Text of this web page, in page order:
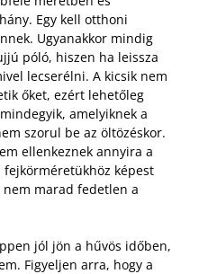
Egy kell otthoni
Ugyanakkor mindig
póló, hiszen ha leissza
lecserélni. A kicsik nem
őket, ezért lehetőleg
amelyiknek a
szorul be az öltözéskor.
ellenkeznek annyira a
fejkörméretükhöz képest
marad fedetlen a
jól jön a hűvös időben,
Figyeljen arra, hogy a